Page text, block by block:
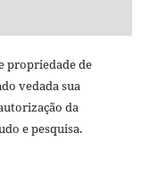
propriedade de
vedada sua
da
e pesquisa.